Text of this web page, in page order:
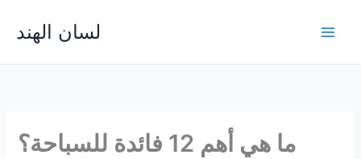
content
لسان الهند
ما هي أهم 12 فائدة للسباحة؟